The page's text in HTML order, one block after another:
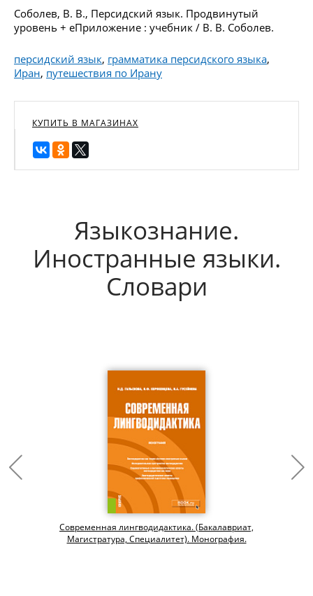
Соболев, В. В., Персидский язык. Продвинутый
уровень + еПриложение : учебник / В. В. Соболев.
персидский язык, грамматика персидского языка,
Иран, путешествия по Ирану
КУПИТЬ В МАГАЗИНАХ
Языкознание.
Иностранные языки.
Словари
Современная лингводидактика. (Бакалавриат,
Магистратура, Специалитет). Монография.